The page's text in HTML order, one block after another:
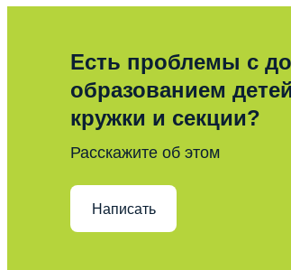
Есть проблемы с
образованием
кружки и секции?
Расскажите об этом
Написать